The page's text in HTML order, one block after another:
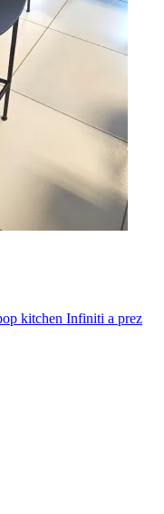
kitchen Infiniti a prez